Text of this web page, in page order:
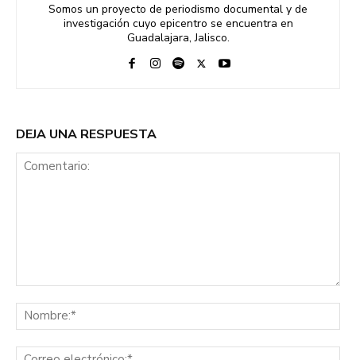
Somos un proyecto de periodismo documental y de
investigación cuyo epicentro se encuentra en
Guadalajara, Jalisco.
DEJA UNA RESPUESTA